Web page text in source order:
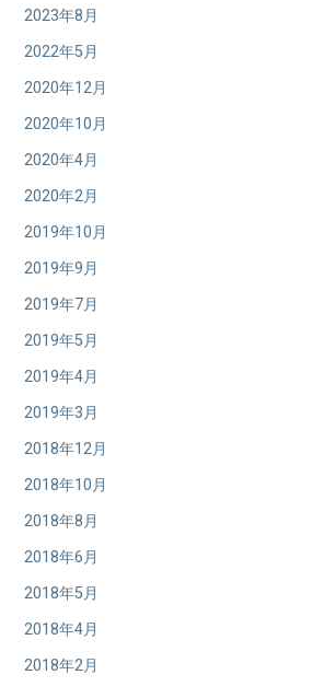
2023年8月
2022年5月
2020年12月
2020年10月
2020年4月
2020年2月
2019年10月
2019年9月
2019年7月
2019年5月
2019年4月
2019年3月
2018年12月
2018年10月
2018年8月
2018年6月
2018年5月
2018年4月
2018年2月